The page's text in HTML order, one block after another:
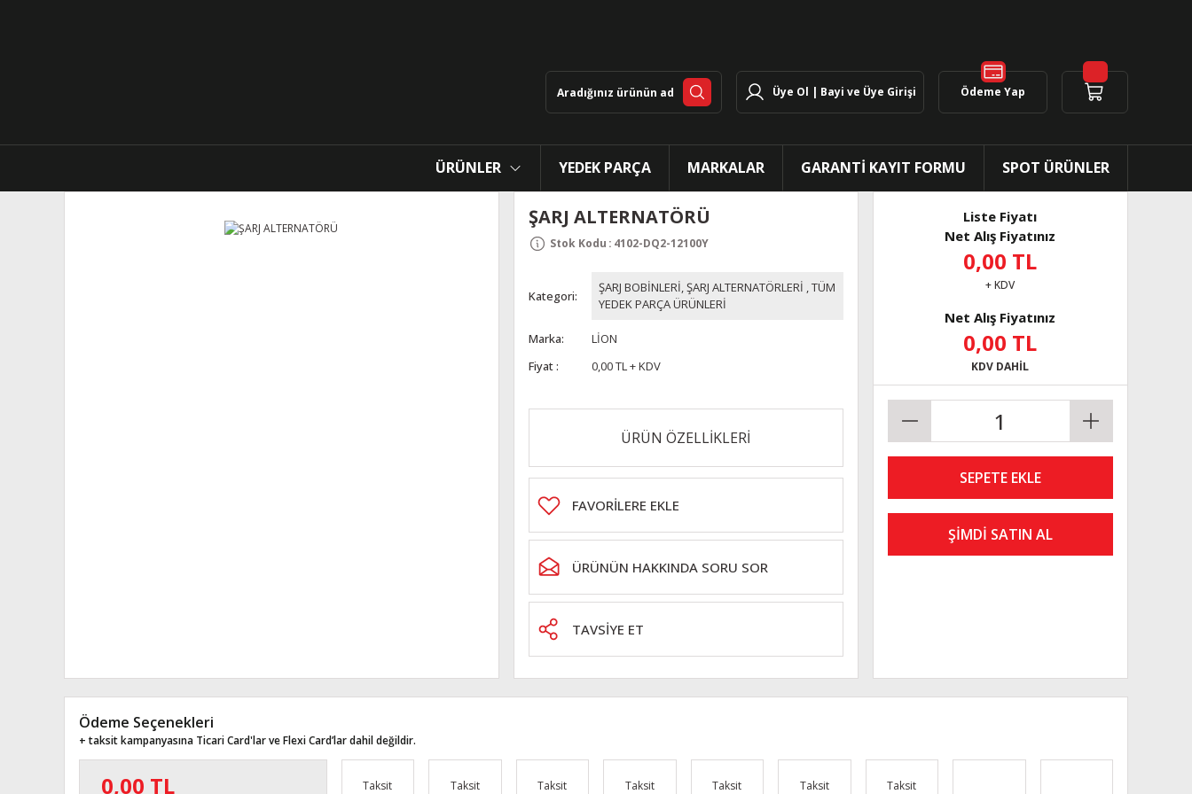
Üye Ol | Bayi ve Üye Girişi Ödeme Yap
ÜRÜNLER YEDEK PARÇA MARKALAR GARANTİ KAYIT FORMU SPOT ÜRÜNLER
ŞARJ ALTERNATÖRÜ
Stok Kodu : 4102-DQ2-12100Y
Kategori
ŞARJ BOBİNLERİ, ŞARJ ALTERNATÖRLERİ ,TÜM
YEDEK PARÇA ÜRÜNLERİ
Marka
LİON
Fiyat
0,00 TL + KDV
ÜRÜN ÖZELLİKLERİ
ÜRÜNÜN HAKKINDA SORU SOR
TAVSİYE ET
Liste Fiyatı
Net Alış Fiyatınız
0,00 TL
+ KDV
Net Alış Fiyatınız
0,00 TL
KDV DAHİL
SEPETE EKLE
ŞİMDİ SATIN AL
Ödeme Seçenekleri
+ taksit kampanyasına Ticari Card'lar ve Flexi Card’lar dahil değildir.
0,00 TL
Taksit
Taksit
Taksit
Taksit
Taksit
Taksit
Taksit